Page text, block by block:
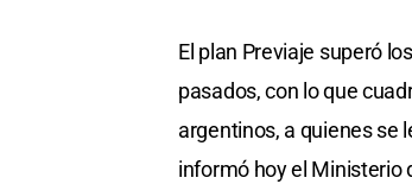
El plan Previaje superó
pasados, con lo que
argentinos, a quienes se
informó hoy el Ministerio